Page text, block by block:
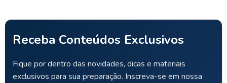
Receba Conteúdos Exclusivos
Fique por dentro das novidades, dicas e materiais
exclusivos para sua preparação. Inscreva-se em nossa